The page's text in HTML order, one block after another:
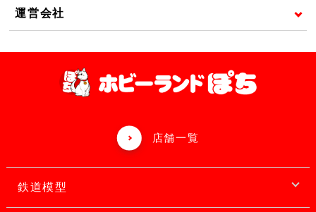
運営会社
店舗一覧
鉄道模型